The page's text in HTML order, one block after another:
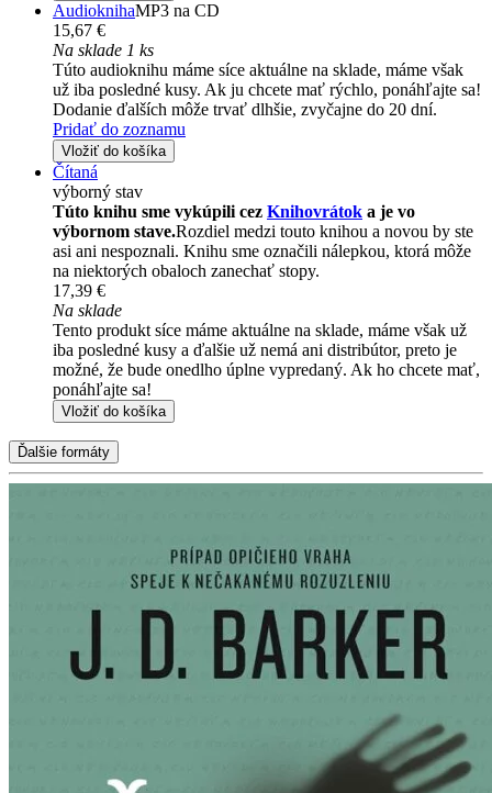
AudioknihaMP3 na CD
15,67 €
Na sklade 1 ks
Túto audioknihu máme síce aktuálne na sklade, máme však
už iba posledné kusy. Ak ju chcete mať rýchlo, ponáhľajte sa!
Dodanie ďalších môže trvať dlhšie, zvyčajne do 20 dní.
Pridať do zoznamu
Vložiť do košíka
Čítaná
výborný stav
Túto knihu sme vykúpili cez Knihovrátok a je vo
výbornom stave.Rozdiel medzi touto knihou a novou by ste
asi ani nespoznali. Knihu sme označili nálepkou, ktorá môže
na niektorých obaloch zanechať stopy.
17,39 €
Na sklade
Tento produkt síce máme aktuálne na sklade, máme však už
iba posledné kusy a ďalšie už nemá ani distribútor, preto je
možné, že bude onedlho úplne vypredaný. Ak ho chcete mať,
ponáhľajte sa!
Vložiť do košíka
Ďalšie formáty